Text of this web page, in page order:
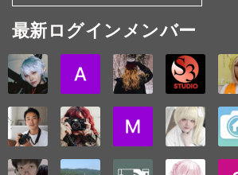
最新ログインメンバー